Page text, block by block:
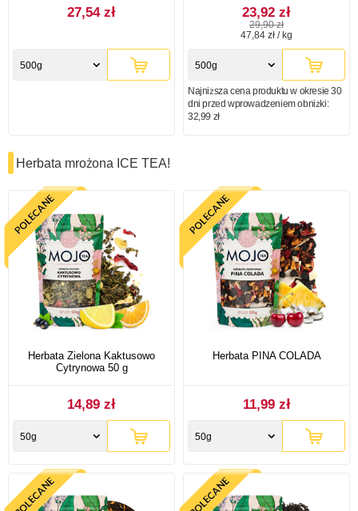
27,54 zł
500g
23,92 zł
29,90 zł
47,84 zł / kg
500g
Najniższa cena produktu w okresie 30
dni przed wprowadzeniem obniżki:
32,99 zł
Herbata mrożona ICE TEA!
Herbata Zielona Kaktusowo
Cytrynowa 50 g
14,89 zł
50g
Herbata PINA COLADA
11,99 zł
50g